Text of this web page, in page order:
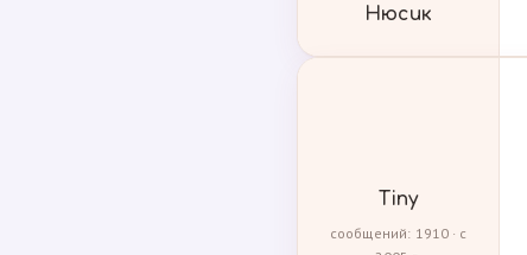
Нюсик
Tiny
сообщений: 1910 · с